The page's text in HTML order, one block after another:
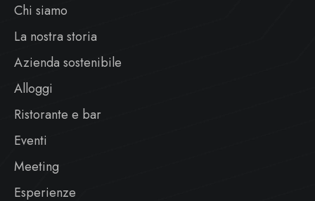
Chi siamo
La nostra storia
Azienda sostenibile
Alloggi
Ristorante e bar
Eventi
Meeting
Esperienze